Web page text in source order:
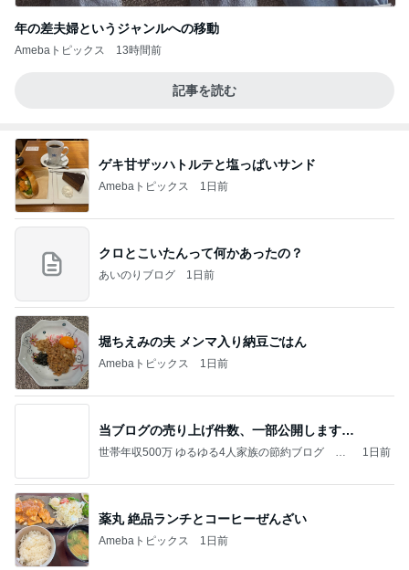
年の差夫婦というジャンルへの移動
Amebaトピックス 13時間前
記事を読む
ゲキ甘ザッハトルテと塩っぱいサンド
Amebaトピックス 1日前
クロとこいたんって何かあったの？
あいのりブログ 1日前
堀ちえみの夫 メンマ入り納豆ごはん
Amebaトピックス 1日前
当ブログの売り上げ件数、一部公開します…
世帯年収500万 ゆるゆる4人家族の節約ブログ 〜
1日前
薬丸 絶品ランチとコーヒーぜんざい
Amebaトピックス 1日前